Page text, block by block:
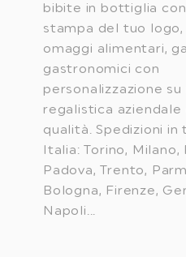
bibite in bottiglia con
stampa del tuo
omaggi alimentari,
gastronomici con
personalizzazione su
regalistica aziendale
qualità. Spedizioni in
Italia: Torino, Milano,
Padova, Trento,
Bologna, Firenze,
Napoli...